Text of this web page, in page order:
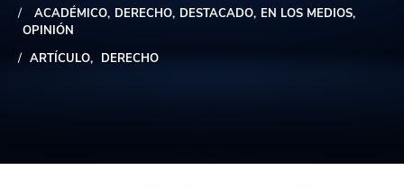
ACADÉMICO DERECHO DESTACADO EN LOS MEDIOS
OPINIÓN
ARTÍCULO
DERECHO